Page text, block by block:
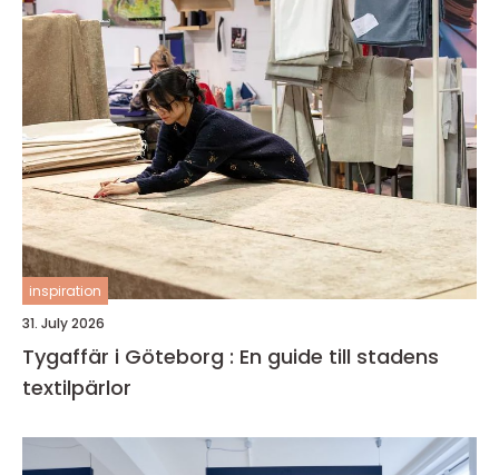
inspiration
31. July 2026
Tygaffär i Göteborg : En guide till stadens
textilpärlor